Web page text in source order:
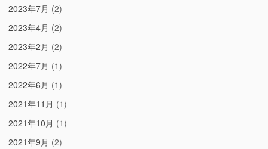
2023年7月 (2)
2023年4月 (2)
2023年2月 (2)
2022年7月 (1)
2022年6月 (1)
2021年11月 (1)
2021年10月 (1)
2021年9月 (2)